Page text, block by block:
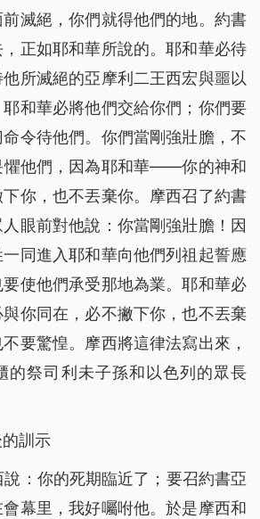
滅絕，你們就得他們的地。約書
正如耶和華所說的。耶和華必待
所滅絕的亞摩利二王西宏與噩以
和華必將他們交給你們；你們要
令待他們。你們當剛強壯膽，不
懼他們，因為耶和華——你的神和
你，也不丟棄你。摩西召了約書
眼前對他說：你當剛強壯膽！因
同進入耶和華向他們列祖起誓應
使他們承受那地為業。耶和華必
你同在，必不撇下你，也不丟棄
要驚惶。摩西將這律法寫出來，
的祭司利未子孫和以色列的眾長
訓示
：你的死期臨近了；要召約書亞
幕里，我好囑咐他。於是摩西和